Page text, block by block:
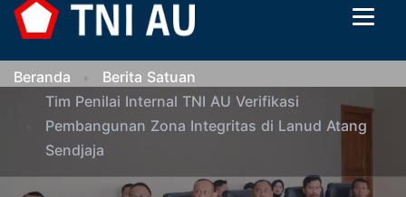
Beranda
Berita Satuan
Tim Penilai Internal TNI AU Verifikasi
Pembangunan Zona Integritas di Lanud Atang
Sendjaja